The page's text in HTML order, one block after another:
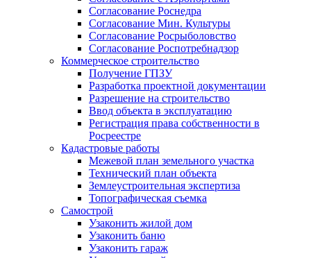
Согласование Роснедра
Согласование Мин. Культуры
Согласование Росрыболовство
Согласование Роспотребнадзор
Коммерческое строительство
Получение ГПЗУ
Разработка проектной документации
Разрешение на строительство
Ввод объекта в эксплуатацию
Регистрация права собственности в
Росреестре
Кадастровые работы
Межевой план земельного участка
Технический план объекта
Землеустроительная экспертиза
Топографическая съемка
Самострой
Узаконить жилой дом
Узаконить баню
Узаконить гараж